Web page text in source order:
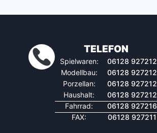
TELEFON
Spielwaren:
06128 927212
Modellbau:
06128 927212
Porzellan:
06128 927212
Haushalt:
06128 927212
Fahrrad:
06128 927216
FAX:
06128 927211